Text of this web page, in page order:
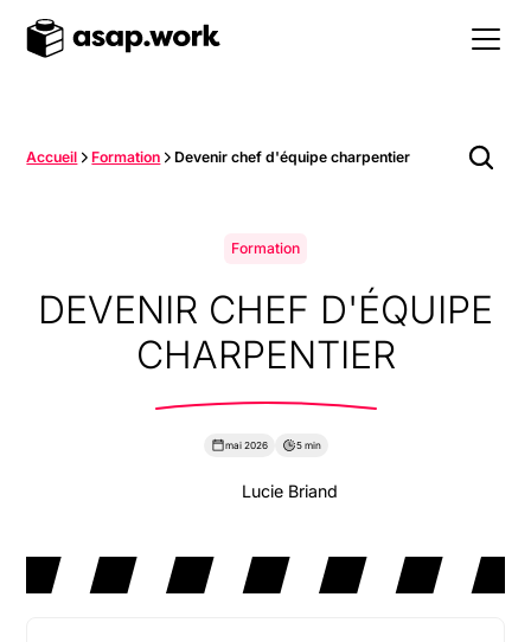
Accueil Formation Devenir chef d'équipe charpentier
Formation
DEVENIR CHEF D'ÉQUIPE
CHARPENTIER
mai 2026 5 min
Lucie Briand